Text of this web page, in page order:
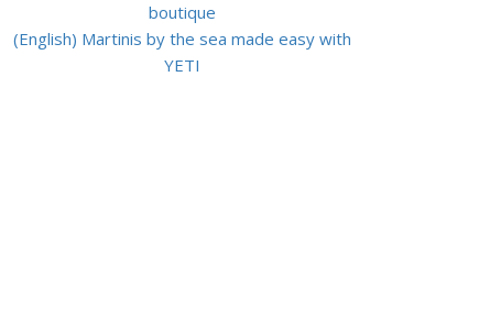
boutique
(English) Martinis by the sea made easy with
YETI